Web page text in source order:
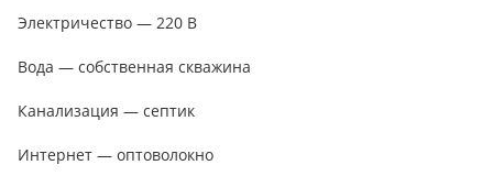
Электричество — 220 В
Вода — собственная скважина
Канализация — септик
Интернет — оптоволокно